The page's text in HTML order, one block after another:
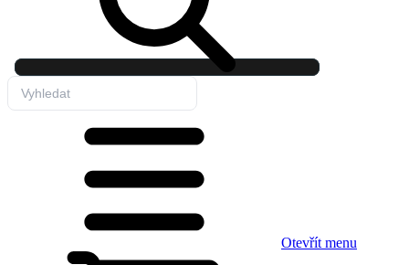
Otevřít menu